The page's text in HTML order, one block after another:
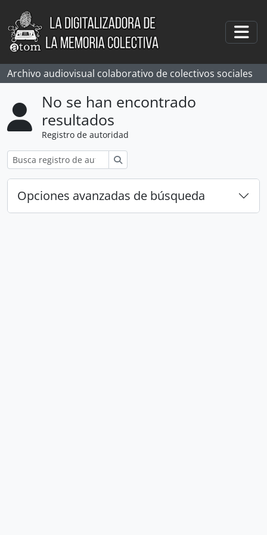
Skip to main content
Archivo audiovisual colaborativo de colectivos sociales
No se han encontrado
resultados
Registro de autoridad
Opciones avanzadas de búsqueda